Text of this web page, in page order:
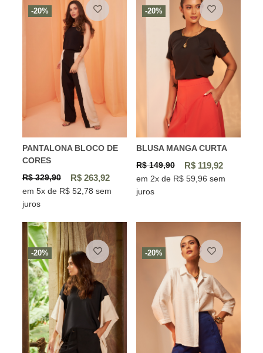
-20%
PANTALONA BLOCO DE
CORES
R$ 329,90
R$ 263,92
em 5x de R$ 52,78 sem
juros
-20%
BLUSA MANGA CURTA
R$ 149,90
R$ 119,92
em 2x de R$ 59,96 sem
juros
-20% -20%